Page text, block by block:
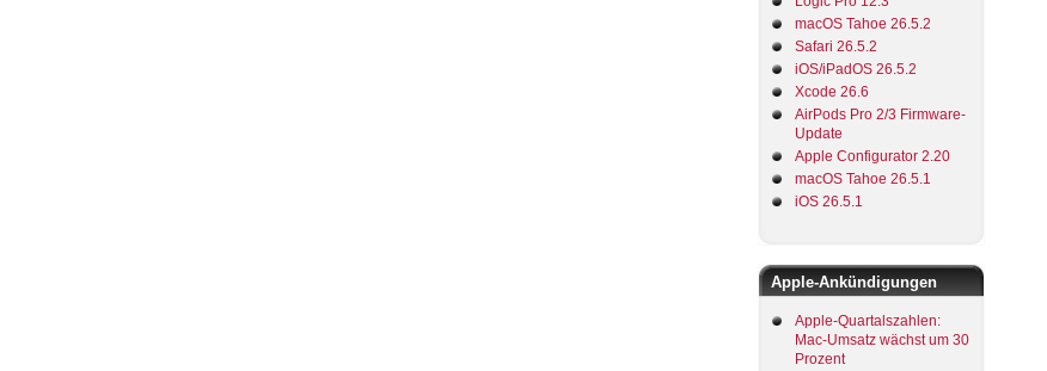
macOS Tahoe 26.5.2
Safari 26.5.2
iOS/iPadOS 26.5.2
Xcode 26.6
AirPods Pro 2/3 Firmware-
Update
Apple Configurator 2.20
macOS Tahoe 26.5.1
iOS 26.5.1
Apple-Ankündigungen
Apple-Quartalszahlen:
Mac-Umsatz wächst um 30
Prozent